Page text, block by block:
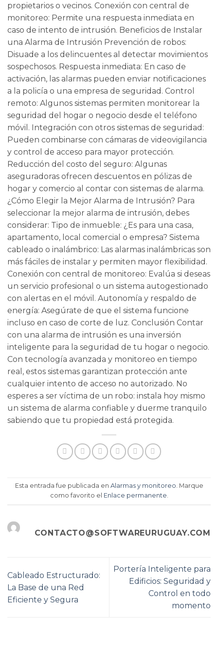
propietarios o vecinos. Conexión con central de
monitoreo: Permite una respuesta inmediata en
caso de intento de intrusión. Beneficios de Instalar
una Alarma de Intrusión Prevención de robos:
Disuade a los delincuentes al detectar movimientos
sospechosos. Respuesta inmediata: En caso de
activación, las alarmas pueden enviar notificaciones
a la policía o una empresa de seguridad. Control
remoto: Algunos sistemas permiten monitorear la
seguridad del hogar o negocio desde el teléfono
móvil. Integración con otros sistemas de seguridad:
Pueden combinarse con cámaras de videovigilancia
y control de acceso para mayor protección.
Reducción del costo del seguro: Algunas
aseguradoras ofrecen descuentos en pólizas de
hogar y comercio al contar con sistemas de alarma.
¿Cómo Elegir la Mejor Alarma de Intrusión? Para
seleccionar la mejor alarma de intrusión, debes
considerar: Tipo de inmueble: ¿Es para una casa,
apartamento, local comercial o empresa? Sistema
cableado o inalámbrico: Las alarmas inalámbricas son
más fáciles de instalar y permiten mayor flexibilidad.
Conexión con central de monitoreo: Evalúa si deseas
un servicio profesional o un sistema autogestionado
con alertas en el móvil. Autonomía y respaldo de
energía: Asegúrate de que el sistema funcione
incluso en caso de corte de luz. Conclusión Contar
con una alarma de intrusión es una inversión
inteligente para la seguridad de tu hogar o negocio.
Con tecnología avanzada y monitoreo en tiempo
real, estos sistemas garantizan protección ante
cualquier intento de acceso no autorizado. No
esperes a ser víctima de un robo: instala hoy mismo
un sistema de alarma confiable y duerme tranquilo
sabiendo que tu propiedad está protegida.
Esta entrada fue publicada en Alarmas y monitoreo. Marque
como favorito el Enlace permanente.
CONTACTO@SOFTWAREURUGUAY.COM
Cableado Estructurado:
La Base de una Red
Eficiente y Segura
Portería Inteligente para
Edificios: Seguridad y
Control en todo
momento